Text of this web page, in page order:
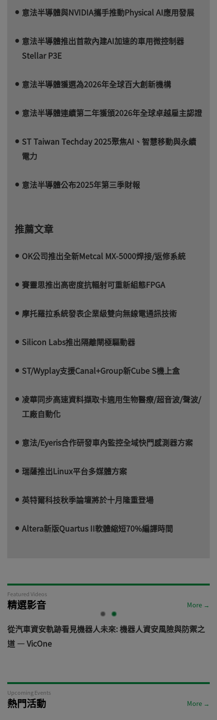
意法半導體與NVIDIA攜手推動Physical AI應用發展
意法半導體推出首款內建AI加速的車用微控制器
Stellar P3E
意法半導體獲選為2026年全球百大創新機構
意法半導體連續第二年獲頒2026年全球卓越雇主認證
ST Taiwan Techday 2025聚焦AI、智慧移動與永續
電力
意法半導體公布2025年第三季財報
推薦文章
OK公司推出全新Metcal MX-5000焊接/返修系統
賽靈思推出高密度抗輻射可重新組態FPGA
摩托羅拉系統發表企業級雙向無線電通訊技術
Silicon Labs推出隔離閘極驅動器
ST/Wyplay支援Canal+Group新Cube S機上盒
凌華同步高速資料擷取卡適用生物醫療/超音波/聲波/
工廠自動化
意法/Eyeris合作研發車內監控全域快門感測器方案
瑞薩推出Linux平台多媒體方案
英特爾科技秋季論壇將於十月隆重登場
Altera新版Quartus II軟體縮短70%編譯時間
Featured Videos
精選影音 More →
從汽車資安軌跡看見機器人未來: 機器人資安風險與防禦之
道 — VicOne
Upcoming Events
熱門活動 More →